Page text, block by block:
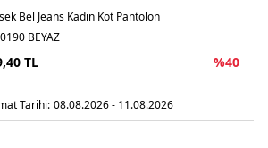
Bel Jeans Kadın Kot Pantolon
BEYAZ
TL %40
Tarihi: 08.08.2026 - 11.08.2026